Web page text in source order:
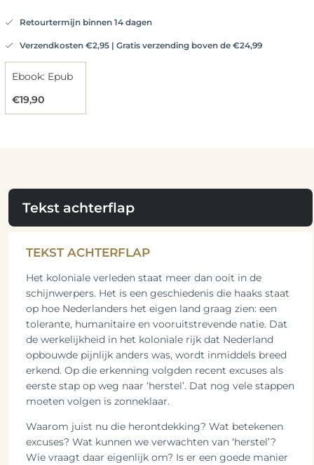
Retourtermijn binnen 14 dagen
Verzendkosten €2,95 | Gratis verzending boven de €24,99
Ebook: Epub
€19,90
Tekst achterflap
TEKST ACHTERFLAP
Het koloniale verleden staat meer dan ooit in de
schijnwerpers. Het is een geschiedenis die haaks staat
op hoe Nederlanders het eigen land graag zien: een
tolerante, humanitaire en vooruitstrevende natie. Dat
de werkelijkheid in het koloniale rijk dat Nederland
opbouwde pijnlijk anders was, wordt inmiddels breed
erkend. Op die erkenning volgden recent excuses als
eerste stap op weg naar ‘herstel’. Dat nog vele stappen
moeten volgen is zonneklaar.
Waarom juist nu die herontdekking? Wat betekenen
excuses? Wat kunnen we verwachten van ‘herstel’?
Wie vraagt daar eigenlijk om? Is er een goede manier